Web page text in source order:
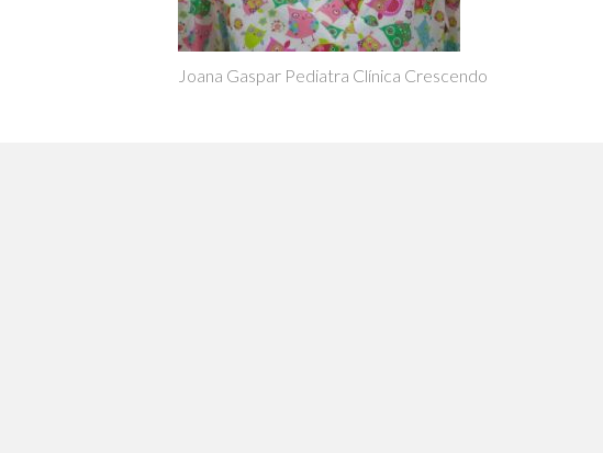
Joana Gaspar Pediatra Clínica Crescendo